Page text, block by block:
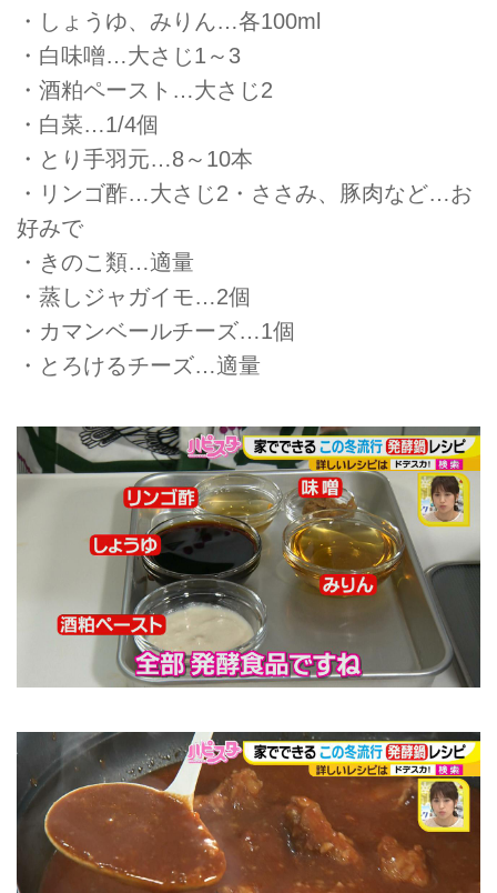
・しょうゆ、みりん…各100ml
・白味噌…大さじ1～3
・酒粕ペースト…大さじ2
・白菜…1/4個
・とり手羽元…8～10本
・リンゴ酢…大さじ2・ささみ、豚肉など…お
好みで
・きのこ類…適量
・蒸しジャガイモ…2個
・カマンベールチーズ…1個
・とろけるチーズ…適量